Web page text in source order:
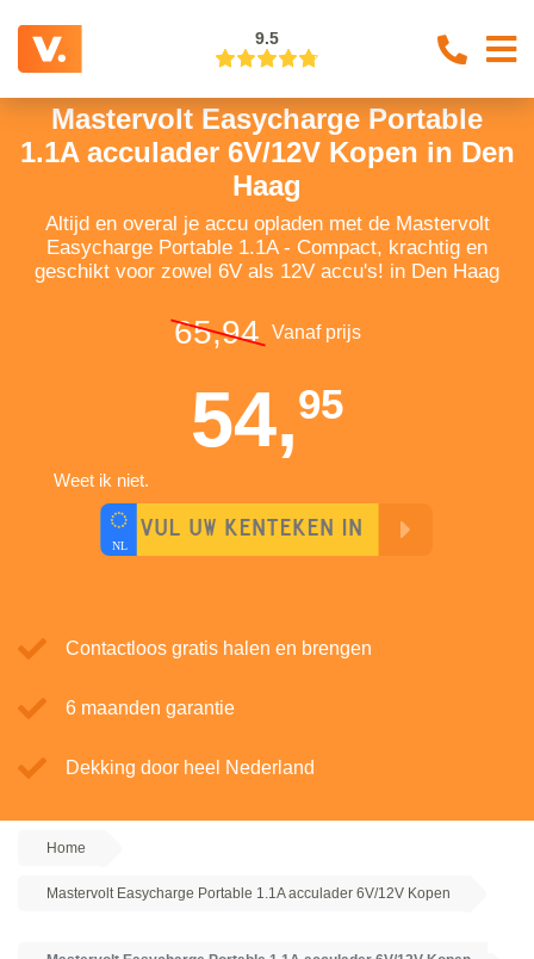
9.5
Mastervolt Easycharge Portable
1.1A acculader 6V/12V Kopen in Den
Haag
Altijd en overal je accu opladen met de Mastervolt
Easycharge Portable 1.1A - Compact, krachtig en
geschikt voor zowel 6V als 12V accu's! in Den Haag
65,94 Vanaf prijs
54,95
Weet ik niet.
Contactloos gratis halen en brengen
6 maanden garantie
Dekking door heel Nederland
Home
Mastervolt Easycharge Portable 1.1A acculader 6V/12V Kopen